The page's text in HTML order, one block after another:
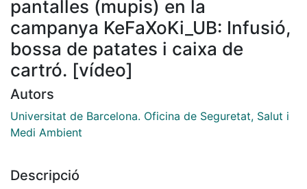
pantalles (mupis) en la
campanya KeFaXoKi_UB: Infusió,
bossa de patates i caixa de
cartró. [vídeo]
Autors
Universitat de Barcelona. Oficina de Seguretat, Salut i
Medi Ambient
Descripció